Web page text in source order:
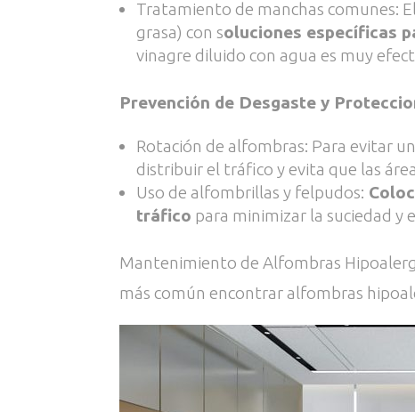
Tratamiento de manchas comunes:
grasa) con soluciones específicas
vinagre diluido con agua es muy
Prevención de Desgaste y
Rotación de alfombras: Para evitar
distribuir el tráfico y evita que las
Uso de alfombrillas y felpudos:
tráfico para minimizar la suciedad y
Mantenimiento de Alfombras
más común encontrar alfombras